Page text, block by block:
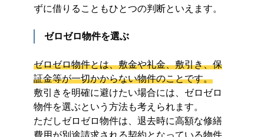
ずに借りることもひとつの判断といえます。
ゼロゼロ物件を選ぶ
ゼロゼロ物件とは、敷金や礼金、敷引き、保
証金等が一切かからない物件のことです。
敷引きを明確に避けたい場合には、ゼロゼロ
物件を選ぶという方法も考えられます。
ただしゼロゼロ物件は、退去時に高額な修繕
費用が別途請求される契約となっている物件